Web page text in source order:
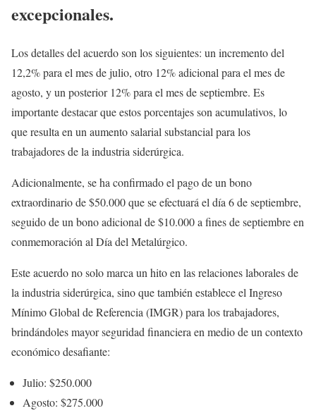
excepcionales.
Los detalles del acuerdo son los siguientes: un incremento del
12,2% para el mes de julio, otro 12% adicional para el mes de
agosto, y un posterior 12% para el mes de septiembre. Es
importante destacar que estos porcentajes son acumulativos, lo
que resulta en un aumento salarial substancial para los
trabajadores de la industria siderúrgica.
Adicionalmente, se ha confirmado el pago de un bono
extraordinario de $50.000 que se efectuará el día 6 de septiembre,
seguido de un bono adicional de $10.000 a fines de septiembre en
conmemoración al Día del Metalúrgico.
Este acuerdo no solo marca un hito en las relaciones laborales de
la industria siderúrgica, sino que también establece el Ingreso
Mínimo Global de Referencia (IMGR) para los trabajadores,
brindándoles mayor seguridad financiera en medio de un contexto
económico desafiante:
Julio: $250.000
Agosto: $275.000